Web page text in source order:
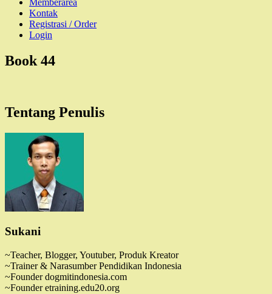
Memberarea
Kontak
Registrasi / Order
Login
Book 44
Tentang Penulis
Sukani
~Teacher, Blogger, Youtuber, Produk Kreator
~Trainer & Narasumber Pendidikan Indonesia
~Founder dogmitindonesia.com
~Founder etraining.edu20.org